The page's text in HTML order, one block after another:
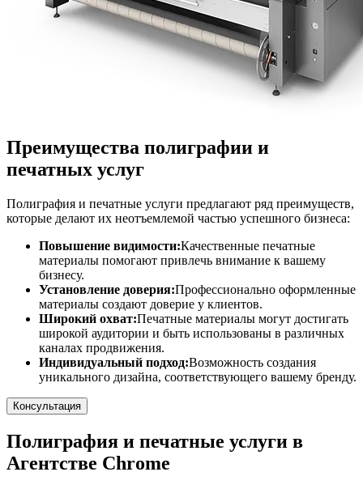
Преимущества полиграфии и
печатных услуг
Полиграфия и печатные услуги предлагают ряд преимуществ,
которые делают их неотъемлемой частью успешного бизнеса:
Повышение видимости:Качественные печатные
материалы помогают привлечь внимание к вашему
бизнесу.
Установление доверия:Профессионально оформленные
материалы создают доверие у клиентов.
Широкий охват:Печатные материалы могут достигать
широкой аудитории и быть использованы в различных
каналах продвижения.
Индивидуальный подход:Возможность создания
уникального дизайна, соответствующего вашему бренду.
Консультация
Полиграфия и печатные услуги в
Агентстве Chrome